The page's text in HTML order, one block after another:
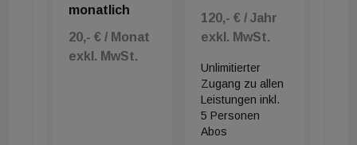
monatlich
20,- € / Monat
exkl. MwSt.
120,- € / Jahr
exkl. MwSt.
Unlimitierter
Zugang zu allen
Leistungen inkl.
5 Personen
Abos